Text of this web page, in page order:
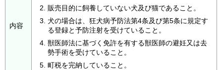
内容
販売目的に飼養していない犬及び猫であること。
犬の場合は、狂犬病予防法第4条及び第5条に規定す
る登録と予防注射を受けていること。
獣医師法に基づく免許を有する獣医師の避妊又は去
勢手術を受けていること。
町税を完納していること。